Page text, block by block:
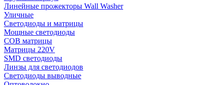
Линейные прожекторы Wall Washer
Уличные
Светодиоды и матрицы
Мощные светодиоды
COB матрицы
Матрицы 220V
SMD светодиоды
Линзы для светодиодов
Светодиоды выводные